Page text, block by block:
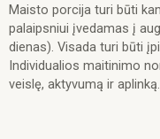
Maisto porcija turi būti
palaipsniui įvedamas į
dienas). Visada turi būti
Individualios maitinimo
veislę, aktyvumą ir aplinką.